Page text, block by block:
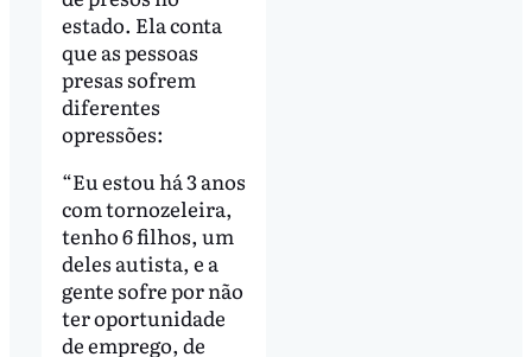
estado. Ela conta
que as pessoas
presas sofrem
diferentes
opressões:
“Eu estou há 3 anos
com tornozeleira,
tenho 6 filhos, um
deles autista, e a
gente sofre por não
ter oportunidade
de emprego, de